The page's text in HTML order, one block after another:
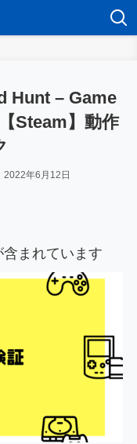
Hunt – Game
Steam】動作
2022年6月12日
まれています